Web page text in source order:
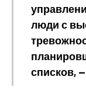
люди с
списков,